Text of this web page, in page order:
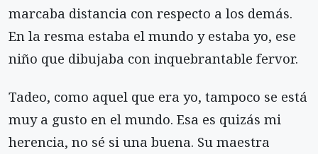
marcaba distancia con respecto a los demás.
En la resma estaba el mundo y estaba yo, ese
niño que dibujaba con inquebrantable fervor.
Tadeo, como aquel que era yo, tampoco se está
muy a gusto en el mundo. Esa es quizás mi
herencia, no sé si una buena. Su maestra